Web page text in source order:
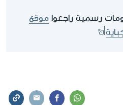
رسمية راجعوا موقع